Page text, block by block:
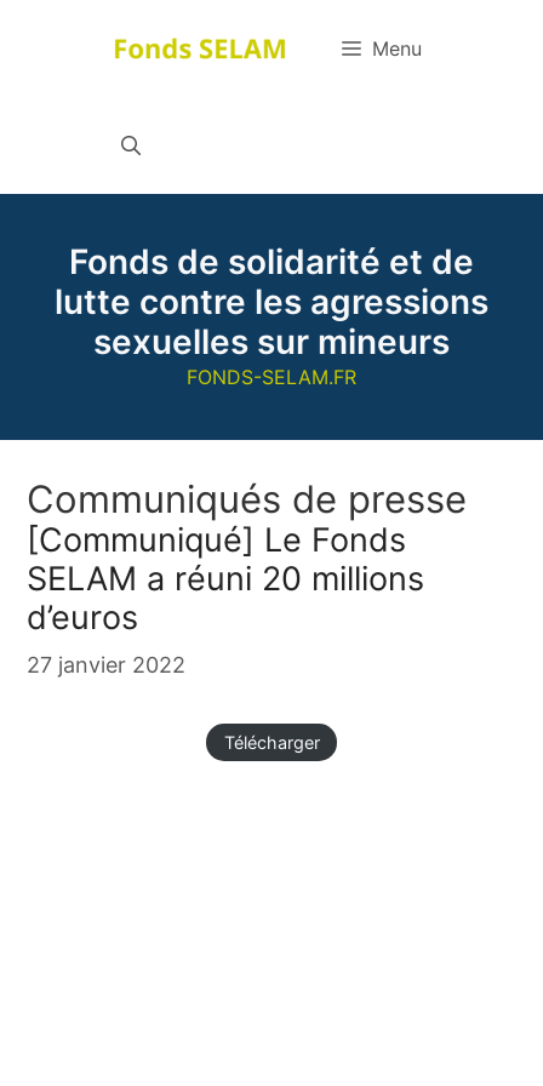
Menu
Fonds de solidarité et de
lutte contre les agressions
sexuelles sur mineurs
FONDS-SELAM.FR
Communiqués de presse
[Communiqué] Le Fonds
SELAM a réuni 20 millions
d’euros
27 janvier 2022
Télécharger